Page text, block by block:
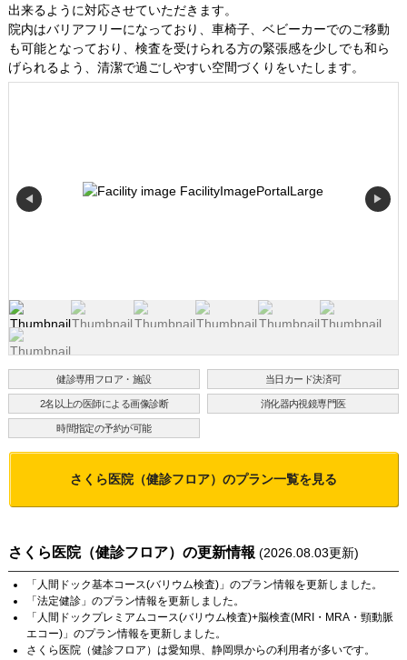
出来るように対応させていただきます。
院内はバリアフリーになっており、車椅子、ベビーカーでのご移動
も可能となっており、検査を受けられる方の緊張感を少しでも和ら
げられるよう、清潔で過ごしやすい空間づくりをいたします。
◀ ▶
健診専用フロア・施設 当日カード決済可
2名以上の医師による画像診断 消化器内視鏡専門医
時間指定の予約が可能
さくら医院（健診フロア） のプラン一覧を見る
さくら医院（健診フロア） の更新情報 (2026.08.03更新)
「 人間ドック基本コース(バリウム検査)」のプラン情報を更新しました。
「 法定健診」のプラン情報を更新しました。
「 人間ドックプレミアムコース(バリウム検査)+脳検査(MRI・MRA・頸動脈
エコー)」のプラン情報を更新しました。
さくら医院（健診フロア） は愛知県、 静岡県からの利用者が多いです。